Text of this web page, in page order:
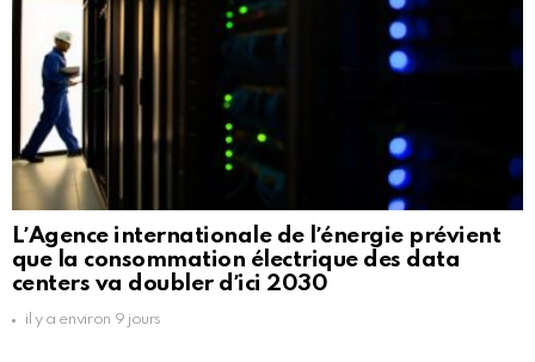
LʼAgence internationale de lʼénergie prévient
que la consommation électrique des data
centers va doubler dʼici 2030
il y a environ 9 jours